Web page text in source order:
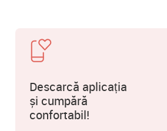
Descarcă aplicația
și cumpără
confortabil!